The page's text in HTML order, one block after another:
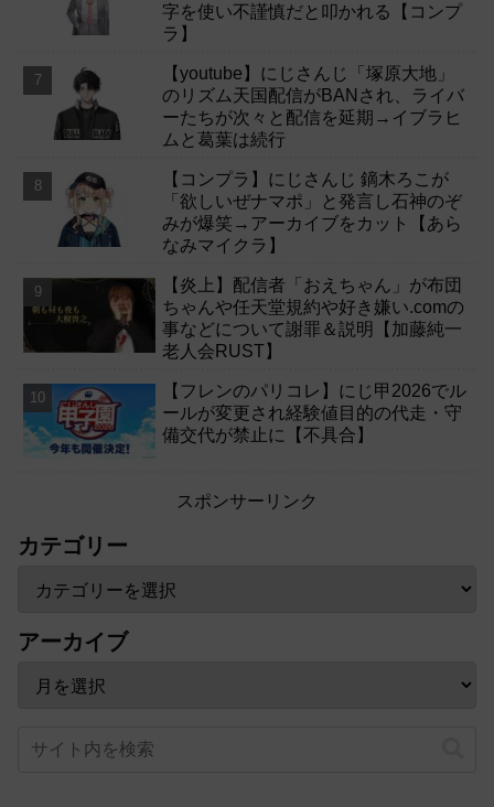
字を使い不謹慎だと叩かれる【コンプ
ラ】
【youtube】にじさんじ「塚原大地」
のリズム天国配信がBANされ、ライバ
ーたちが次々と配信を延期→イブラヒ
ムと葛葉は続行
【コンプラ】にじさんじ 鏑木ろこが
「欲しいぜナマポ」と発言し石神のぞ
みが爆笑→アーカイブをカット【あら
なみマイクラ】
【炎上】配信者「おえちゃん」が布団
ちゃんや任天堂規約や好き嫌い.comの
事などについて謝罪＆説明【加藤純一
老人会RUST】
【フレンのパリコレ】にじ甲2026でル
ールが変更され経験値目的の代走・守
備交代が禁止に【不具合】
スポンサーリンク
カテゴリー
アーカイブ